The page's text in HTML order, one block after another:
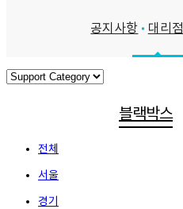
공지사항 대리점
블랙박스
전체
서울
경기